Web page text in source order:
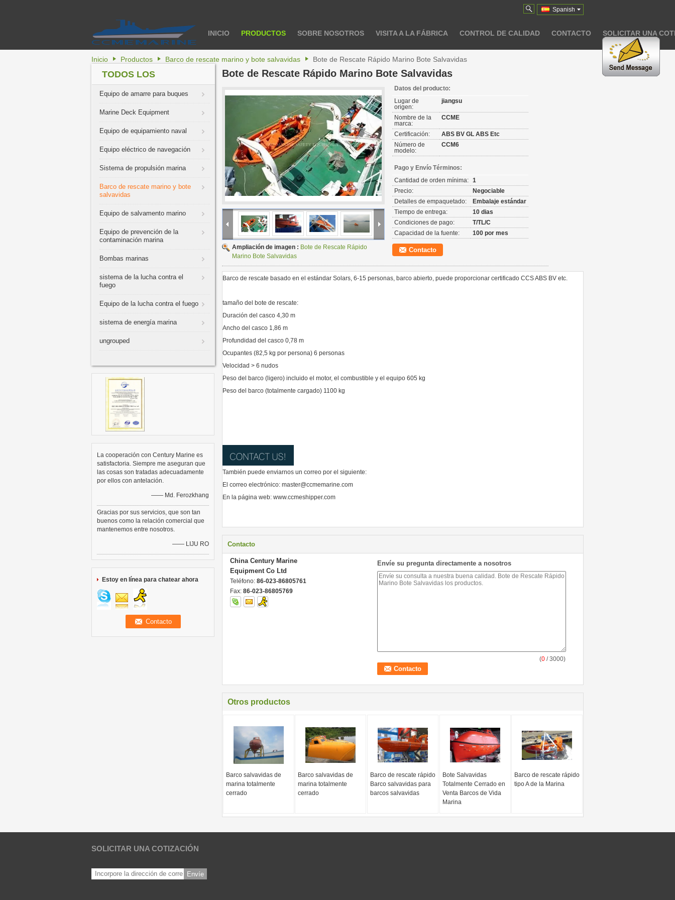
Spanish
INICIO PRODUCTOS SOBRE NOSOTROS VISITA A LA FÁBRICA CONTROL DE CALIDAD CONTACTO SOLICITAR UNA
Inicio Productos Barco de rescate marino y bote salvavidas Bote de Rescate Rápido Marino Bote Salvavidas
TODOS LOS
PRODUCTOS
Equipo de amarre para buques
Marine Deck Equipment
Equipo de equipamiento naval
Equipo eléctrico de navegación
Sistema de propulsión marina
Barco de rescate marino y bote
salvavidas
Equipo de salvamento marino
Equipo de prevención de la
contaminación marina
Bombas marinas
sistema de la lucha contra el
fuego
Equipo de la lucha contra el fuego
sistema de energía marina
ungrouped
La cooperación con Century Marine es
satisfactoria. Siempre me aseguran que
las cosas son tratadas adecuadamente
por ellos con antelación.
—— Md. Ferozkhang
Gracias por sus servicios, que son tan
buenos como la relación comercial que
mantenemos entre nosotros.
—— LIJU RO
Estoy en línea para chatear ahora
Bote de Rescate Rápido Marino Bote Salvavidas
Ampliación de imagen : Bote de Rescate Rápido
Marino Bote Salvavidas
Datos del producto:
Lugar de
origen:
jiangsu
Nombre de la
marca:
CCME
Certificación:
ABS BV GL ABS Etc
Número de
modelo:
CCM6
Pago y Envío Términos:
Cantidad de orden mínima: 1
Precio:
Negociable
Detalles de empaquetado:
Embalaje estándar
Tiempo de entrega:
10 dias
Condiciones de pago:
T/TL/C
Capacidad de la fuente:
100 por mes
Contacto
Barco de rescate basado en el estándar Solars, 6-15 personas, barco abierto, puede proporcionar certificado CCS ABS BV etc.
tamaño del bote de rescate:
Duración del casco 4,30 m
Ancho del casco 1,86 m
Profundidad del casco 0,78 m
Ocupantes (82,5 kg por persona) 6 personas
Velocidad > 6 nudos
Peso del barco (ligero) incluido el motor, el combustible y el equipo 605 kg
Peso del barco (totalmente cargado) 1100 kg
También puede enviarnos un correo por el siguiente:
El correo electrónico: master@ccmemarine.com
En la página web: www.ccmeshipper.com
Contacto
China Century Marine
Equipment Co Ltd
Teléfono: 86-023-86805761
Fax: 86-023-86805769
Envíe su pregunta directamente a nosotros
(0 / 3000)
Otros productos
Barco salvavidas de
marina totalmente
cerrado
Barco salvavidas de
marina totalmente
cerrado
Barco de rescate rápido
Barco salvavidas para
barcos salvavidas
Bote Salvavidas
Totalmente Cerrado en
Venta Barcos de Vida
Marina
Barco de rescate rápido
tipo A de la Marina
SOLICITAR UNA COTIZACIÓN
Envíe